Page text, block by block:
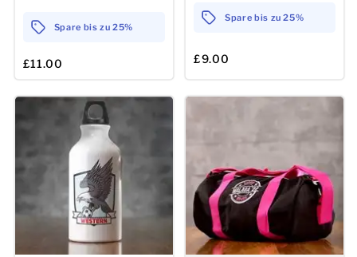
Spare bis zu 25%
£11.00
Spare bis zu 25%
£9.00